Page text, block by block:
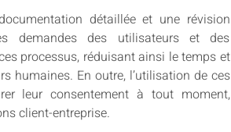
détaillée et une révision
demandes des utilisateurs et des
processus, réduisant ainsi le temps et
humaines. En outre, l’utilisation de ces
leur consentement à tout moment,
client-entreprise.